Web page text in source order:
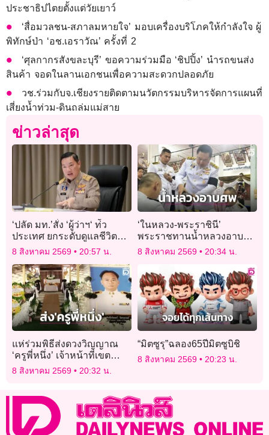
ประชาธิปไตยตั้งแต่วัยเยาว์
‘สื่อมวลชน-สภาลมหายใจ’ มอบเครื่องบริโภคให้กำลังใจ ผู้
พิทักษ์ป่า ‘อช.เอราวัณ’ ครั้งที่ 2
‘ศุลกากรสังขละบุรี’ ขอความร่วมมือ ‘ชิปปิ้ง’ นำรถขนส่ง
สินค้า จอดในลานเอกชนเพื่อความสะดวกปลอดภัย
วช.ร่วมกับจ.เชียงรายติดตามนวัตกรรมบริหารจัดการแผนที่
เสี่ยงน้ำท่วม-ดินถล่มแม่สาย
ข่าวล่าสุด
‘ปลัด มท.’สั่ง ‘ผู้ว่าฯ‘ ท่ัว
ประเทศ ยกระดับดูแลชีวิต
และทรัพย์สินประชาชน
8 สิงหาคม 2569 20:57 น.
‘ในหลวง-พระราชินี’
พระราชทานน้ำหลวงอาบศพ
‘ครูหมวย’ และทรงรับไว้ใน
8 สิงหาคม 2569 20:34 น.
แห่ร่วมพิธีส่งดวงวิญญาณ
‘ครูพี่หนึ่ง’ เจ้าหน้าที่เขต
รักษาพันธุ์สัตว์ป่าห้วยขาแข้ง
8 สิงหาคม 2569 20:32 น.
“มิตซูรุ”ฉลอง65ปีมิตซูบิชิ
8 สิงหาคม 2569 20:23 น.